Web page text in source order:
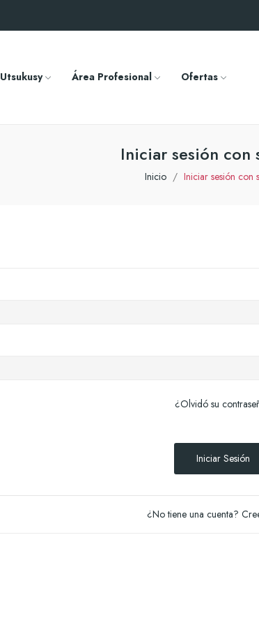
Utsukusy Área Profesional Ofertas
Iniciar sesión con
Inicio Iniciar sesión con
¿Olvidó su
Iniciar Sesión
¿No tiene una cuenta?